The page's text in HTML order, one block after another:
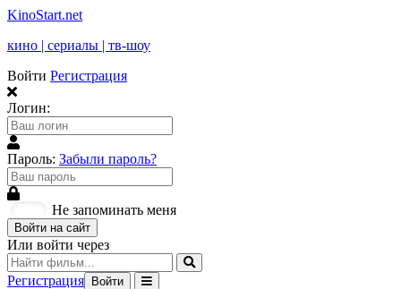
KinoStart.net
кино | сериалы | тв-шоу
Войти Регистрация
Логин:
Пароль: Забыли пароль?
Не запоминать меня
Войти на сайт
Или войти через
Регистрация Войти